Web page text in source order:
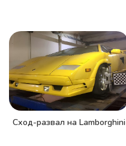
Сход-развал на Lamborghini